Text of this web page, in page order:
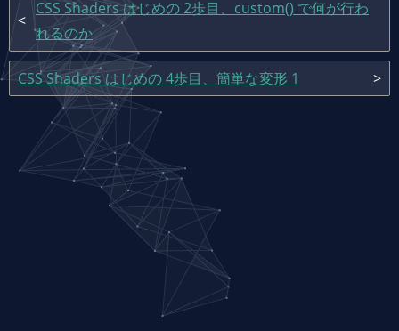
CSS Shaders はじめの 2歩目、custom() で何が行わ
れるのか
CSS Shaders はじめの 4歩目、簡単な変形 1